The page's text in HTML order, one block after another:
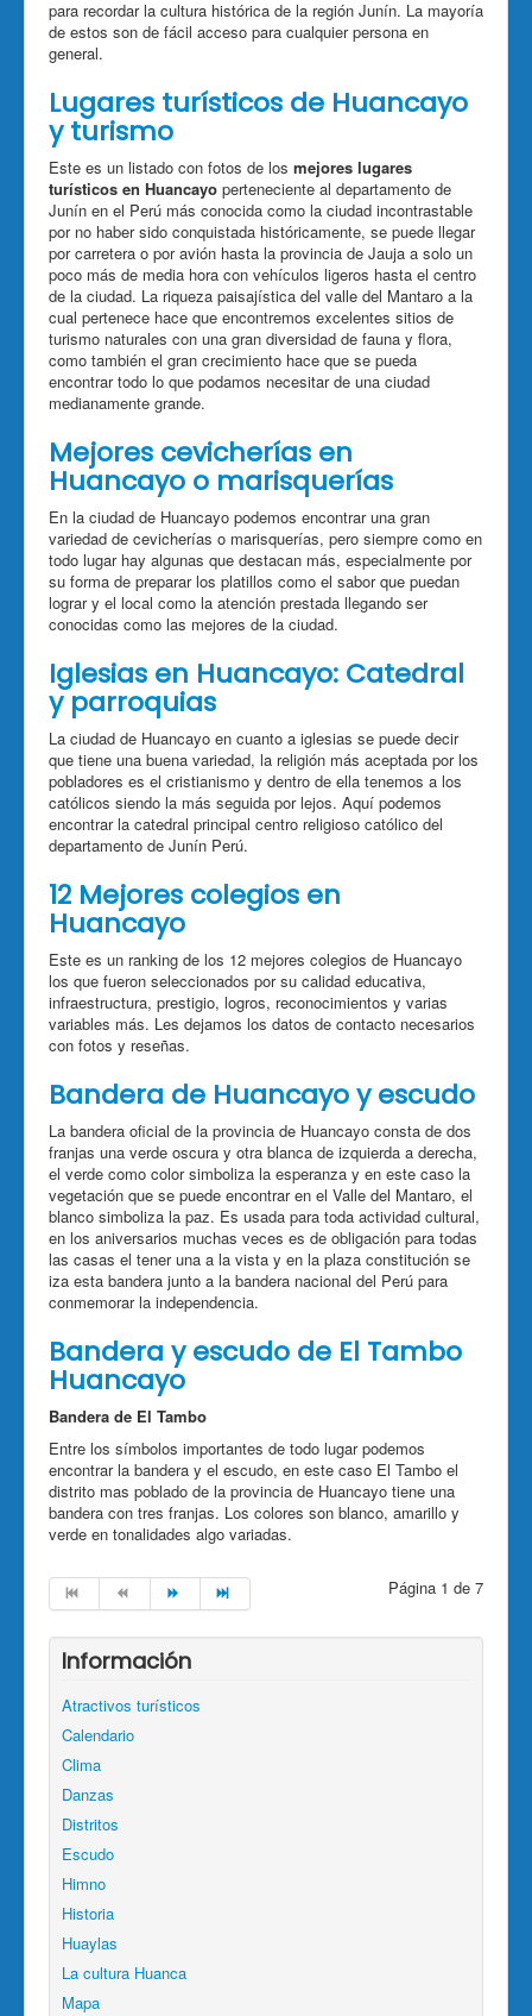
para recordar la cultura histórica de la región Junín. La mayoría
de estos son de fácil acceso para cualquier persona en
general.
Lugares turísticos de Huancayo
y turismo
Este es un listado con fotos de los mejores lugares
turísticos en Huancayo perteneciente al departamento de
Junín en el Perú más conocida como la ciudad incontrastable
por no haber sido conquistada históricamente, se puede llegar
por carretera o por avión hasta la provincia de Jauja a solo un
poco más de media hora con vehículos ligeros hasta el centro
de la ciudad. La riqueza paisajística del valle del Mantaro a la
cual pertenece hace que encontremos excelentes sitios de
turismo naturales con una gran diversidad de fauna y flora,
como también el gran crecimiento hace que se pueda
encontrar todo lo que podamos necesitar de una ciudad
medianamente grande.
Mejores cevicherías en
Huancayo o marisquerías
En la ciudad de Huancayo podemos encontrar una gran
variedad de cevicherías o marisquerías, pero siempre como en
todo lugar hay algunas que destacan más, especialmente por
su forma de preparar los platillos como el sabor que puedan
lograr y el local como la atención prestada llegando ser
conocidas como las mejores de la ciudad.
Iglesias en Huancayo: Catedral
y parroquias
La ciudad de Huancayo en cuanto a iglesias se puede decir
que tiene una buena variedad, la religión más aceptada por los
pobladores es el cristianismo y dentro de ella tenemos a los
católicos siendo la más seguida por lejos. Aquí podemos
encontrar la catedral principal centro religioso católico del
departamento de Junín Perú.
12 Mejores colegios en
Huancayo
Este es un ranking de los 12 mejores colegios de Huancayo
los que fueron seleccionados por su calidad educativa,
infraestructura, prestigio, logros, reconocimientos y varias
variables más. Les dejamos los datos de contacto necesarios
con fotos y reseñas.
Bandera de Huancayo y escudo
La bandera oficial de la provincia de Huancayo consta de dos
franjas una verde oscura y otra blanca de izquierda a derecha,
el verde como color simboliza la esperanza y en este caso la
vegetación que se puede encontrar en el Valle del Mantaro, el
blanco simboliza la paz. Es usada para toda actividad cultural,
en los aniversarios muchas veces es de obligación para todas
las casas el tener una a la vista y en la plaza constitución se
iza esta bandera junto a la bandera nacional del Perú para
conmemorar la independencia.
Bandera y escudo de El Tambo
Huancayo
Bandera de El Tambo
Entre los símbolos importantes de todo lugar podemos
encontrar la bandera y el escudo, en este caso El Tambo el
distrito mas poblado de la provincia de Huancayo tiene una
bandera con tres franjas. Los colores son blanco, amarillo y
verde en tonalidades algo variadas.
Página 1 de 7
Información
Atractivos turísticos
Calendario
Clima
Danzas
Distritos
Escudo
Himno
Historia
Huaylas
La cultura Huanca
Mapa